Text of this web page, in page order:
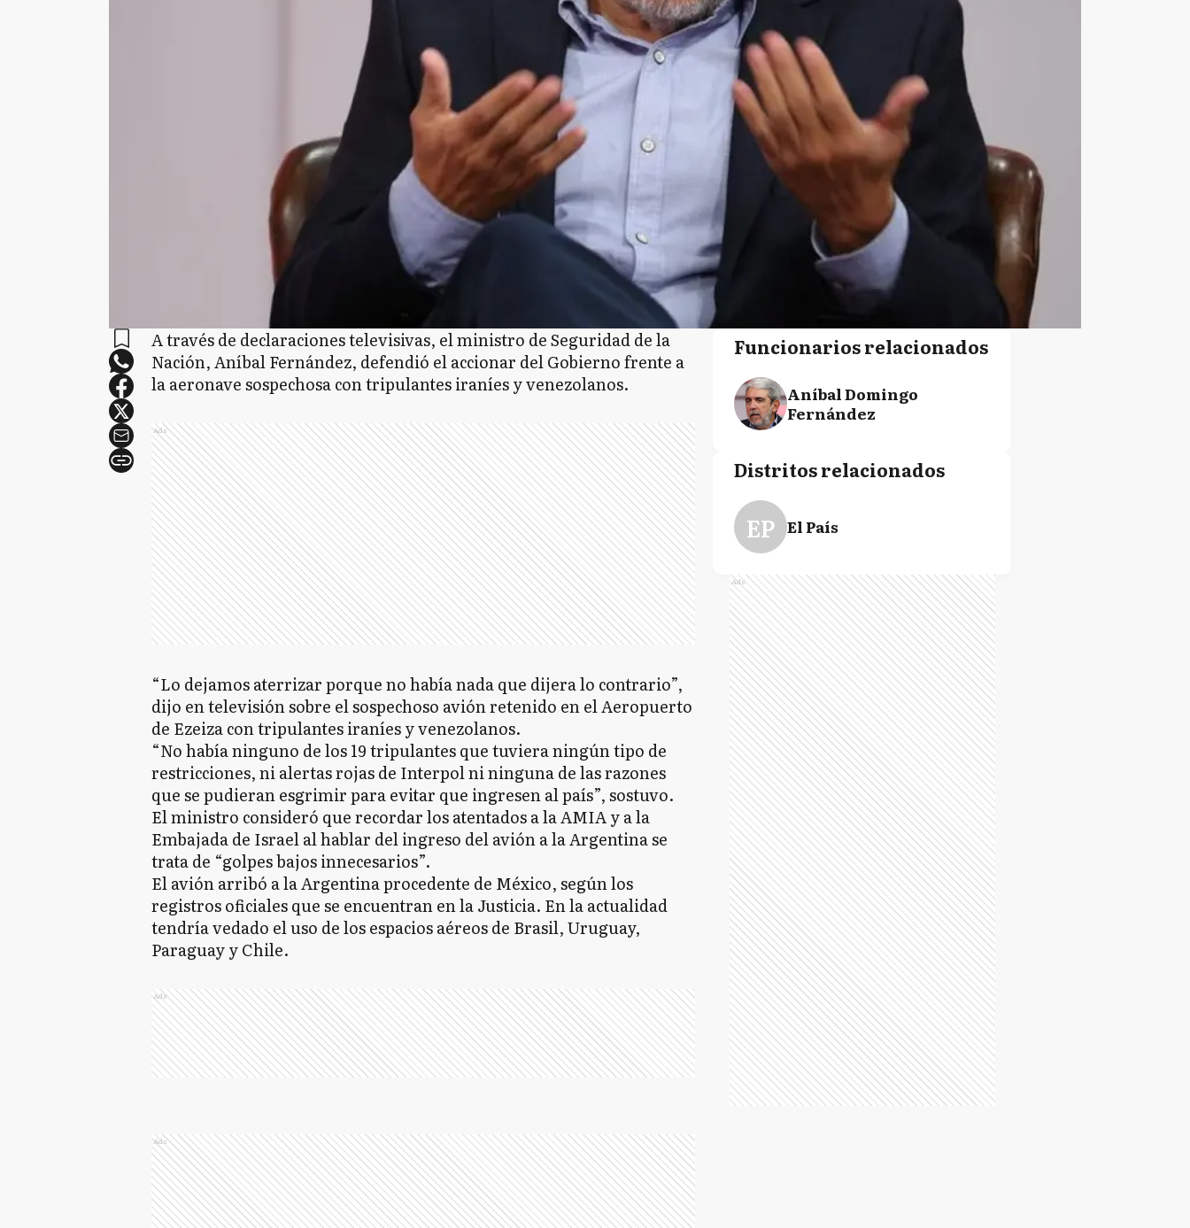
A través de declaraciones televisivas, el ministro de Seguridad de la
Nación, Aníbal Fernández, defendió el accionar del Gobierno frente a
la aeronave sospechosa con tripulantes iraníes y venezolanos.
Ads
“Lo dejamos aterrizar porque no había nada que dijera lo contrario”,
dijo en televisión sobre el sospechoso avión retenido en el Aeropuerto
de Ezeiza con tripulantes iraníes y venezolanos.
“No había ninguno de los 19 tripulantes que tuviera ningún tipo de
restricciones, ni alertas rojas de Interpol ni ninguna de las razones
que se pudieran esgrimir para evitar que ingresen al país”, sostuvo.
El ministro consideró que recordar los atentados a la AMIA y a la
Embajada de Israel al hablar del ingreso del avión a la Argentina se
trata de “golpes bajos innecesarios”.
El avión arribó a la Argentina procedente de México, según los
registros oficiales que se encuentran en la Justicia. En la actualidad
tendría vedado el uso de los espacios aéreos de Brasil, Uruguay,
Paraguay y Chile.
Ads
Ads
Funcionarios relacionados
Aníbal Domingo
Fernández
Distritos relacionados
EP El País
Ads